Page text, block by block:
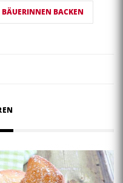
BÄUERINNEN BACKEN